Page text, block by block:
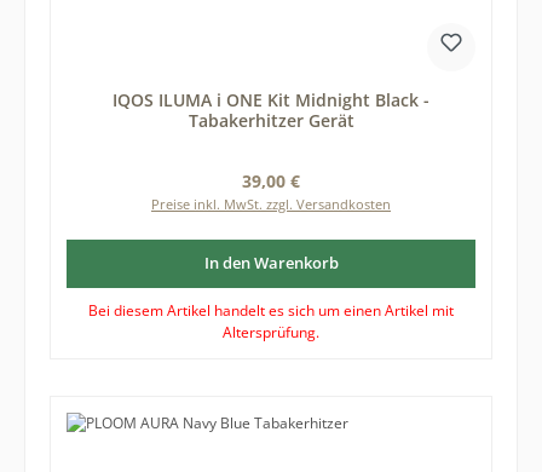
IQOS ILUMA i ONE Kit Midnight Black -
Tabakerhitzer Gerät
Regulärer Preis:
39,00 €
Preise inkl. MwSt. zzgl. Versandkosten
In den Warenkorb
Bei diesem Artikel handelt es sich um einen Artikel mit
Altersprüfung.